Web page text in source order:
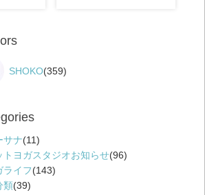
SHOKO(359)
サナ(11)
トヨガスタジオお知らせ(96)
ライフ(143)
類(39)